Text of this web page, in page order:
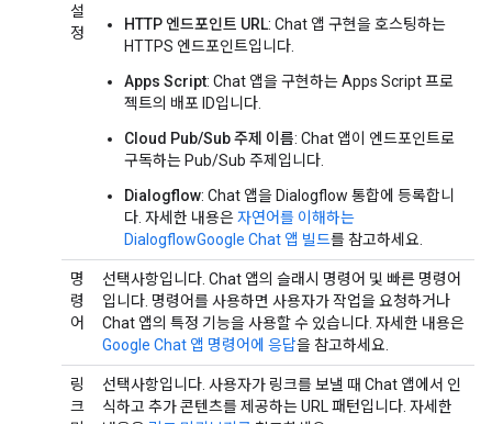
설
정
HTTP 엔드포인트 URL: Chat 앱 구현을 호스팅하는
HTTPS 엔드포인트입니다.
Apps Script: Chat 앱을 구현하는 Apps Script 프로
젝트의 배포 ID입니다.
Cloud Pub/Sub 주제 이름: Chat 앱이 엔드포인트로
구독하는 Pub/Sub 주제입니다.
Dialogflow: Chat 앱을 Dialogflow 통합에 등록합니
다. 자세한 내용은자연어를 이해하는
DialogflowGoogle Chat 앱 빌드를 참고하세요.
명
령
어
선택사항입니다. Chat 앱의 슬래시 명령어 및 빠른 명령어
입니다. 명령어를 사용하면 사용자가 작업을 요청하거나
Chat 앱의 특정 기능을 사용할 수 있습니다. 자세한 내용은
Google Chat 앱 명령어에 응답을 참고하세요.
링
크
선택사항입니다. 사용자가 링크를 보낼 때 Chat 앱에서 인
식하고 추가 콘텐츠를 제공하는 URL 패턴입니다. 자세한